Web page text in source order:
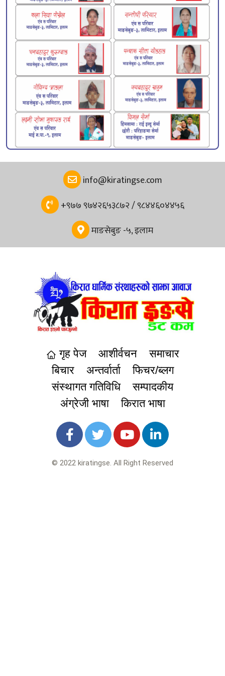
info@kiratingse.com
+९७७ ९७४२६५३८७२ / ९८४४६०४४५६
माङसेबुङ -५, इलाम
गृह पेज आशीर्वचन
समाचार
बिचार
अन्तर्वार्ता
फिचर/ब्लग
संस्थागत गतिविधि
सम्पादकीय
अंग्रेजी भाषा
किरात भाषा
© 2022 kiratingse. All Right Reserved